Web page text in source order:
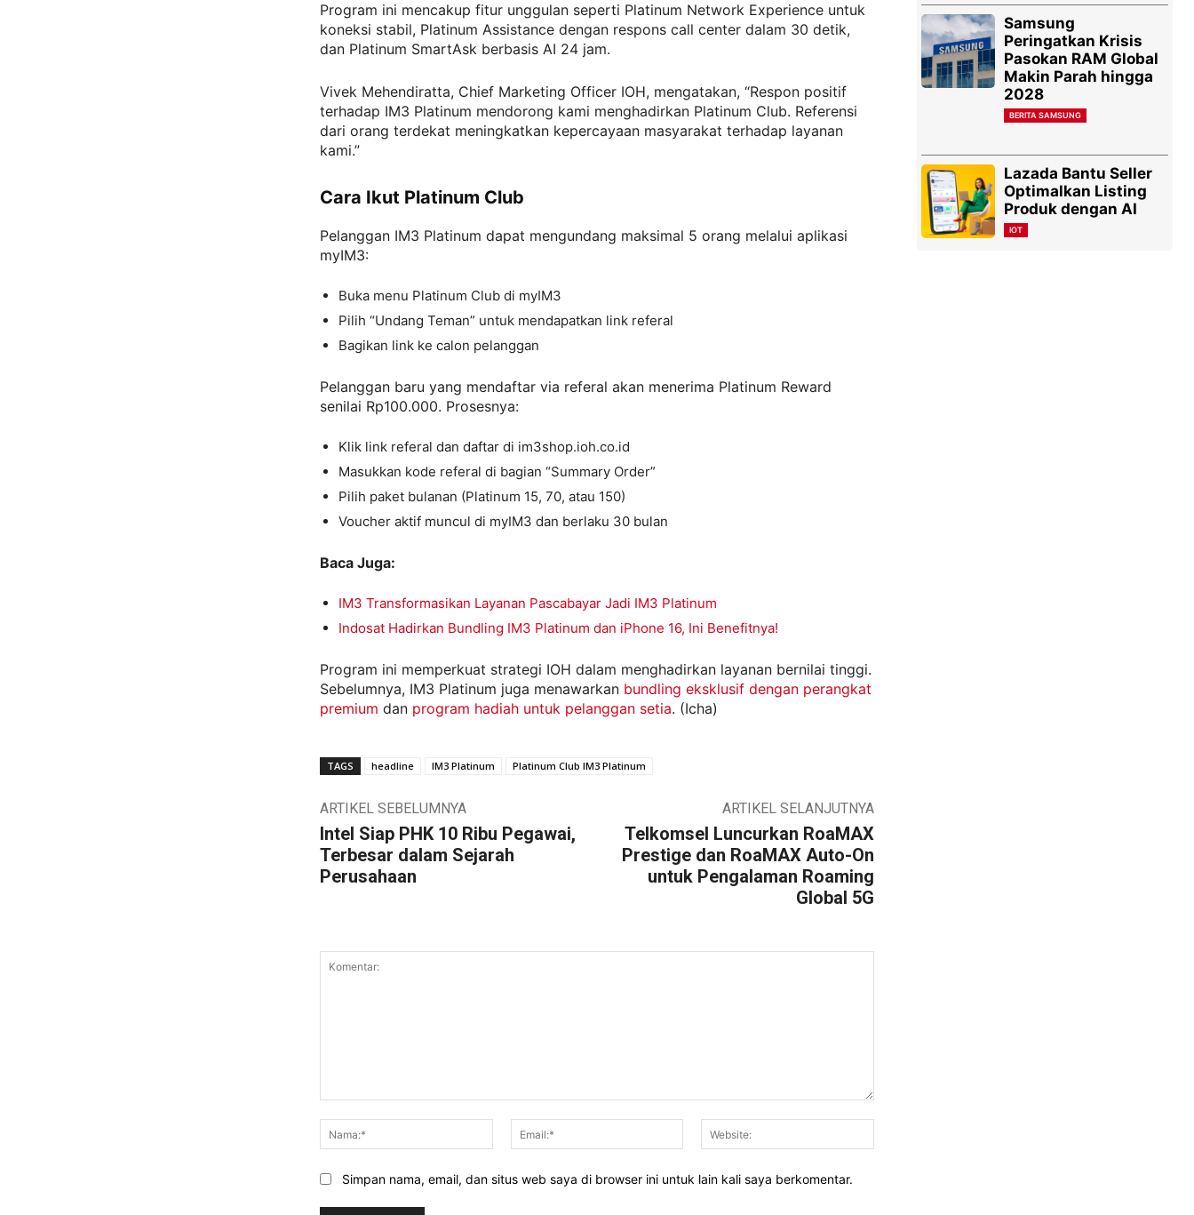
Program ini mencakup fitur unggulan seperti Platinum Network Experience untuk
koneksi stabil, Platinum Assistance dengan respons call center dalam 30 detik,
dan Platinum SmartAsk berbasis AI 24 jam.
Vivek Mehendiratta, Chief Marketing Officer IOH, mengatakan, “Respon positif
terhadap IM3 Platinum mendorong kami menghadirkan Platinum Club. Referensi
dari orang terdekat meningkatkan kepercayaan masyarakat terhadap layanan
kami.”
Cara Ikut Platinum Club
Pelanggan IM3 Platinum dapat mengundang maksimal 5 orang melalui aplikasi
myIM3:
Buka menu Platinum Club di myIM3
Pilih “Undang Teman” untuk mendapatkan link referal
Bagikan link ke calon pelanggan
Pelanggan baru yang mendaftar via referal akan menerima Platinum Reward
senilai Rp100.000. Prosesnya:
Klik link referal dan daftar di im3shop.ioh.co.id
Masukkan kode referal di bagian “Summary Order”
Pilih paket bulanan (Platinum 15, 70, atau 150)
Voucher aktif muncul di myIM3 dan berlaku 30 bulan
Baca Juga:
IM3 Transformasikan Layanan Pascabayar Jadi IM3 Platinum
Indosat Hadirkan Bundling IM3 Platinum dan iPhone 16, Ini Benefitnya!
Program ini memperkuat strategi IOH dalam menghadirkan layanan bernilai tinggi.
Sebelumnya, IM3 Platinum juga menawarkan bundling eksklusif dengan perangkat
premium dan program hadiah untuk pelanggan setia. (Icha)
TAGS headline IM3 Platinum Platinum Club IM3 Platinum
ARTIKEL SEBELUMNYA
Intel Siap PHK 10 Ribu Pegawai,
Terbesar dalam Sejarah
Perusahaan
ARTIKEL SELANJUTNYA
Telkomsel Luncurkan RoaMAX
Prestige dan RoaMAX Auto-On
untuk Pengalaman Roaming
Global 5G
Nama:*
Email:*
Simpan nama, email, dan situs web saya di browser ini untuk lain kali saya berkomentar.
Samsung
Peringatkan Krisis
Pasokan RAM Global
Makin Parah hingga
2028
BERITA SAMSUNG
Lazada Bantu Seller
Optimalkan Listing
Produk dengan AI
IOT